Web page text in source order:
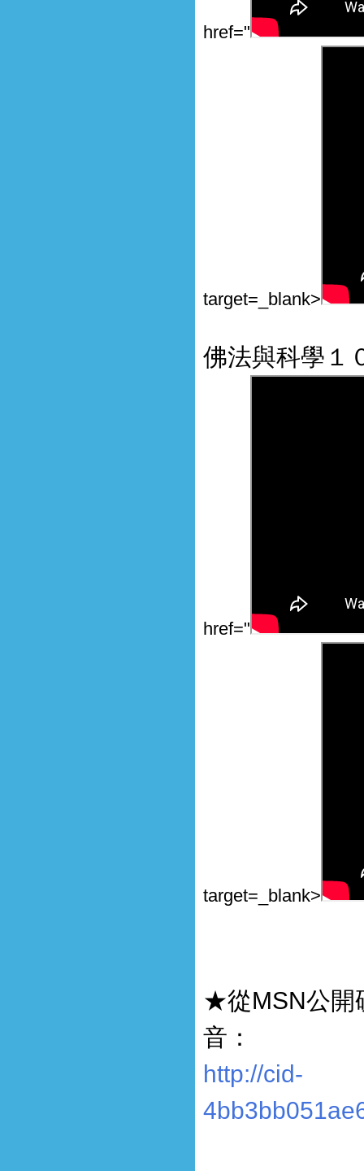
href="
target=_blank>
佛法與科學１
href="
target=_blank>
★從MSN公開
音：
http://cid-